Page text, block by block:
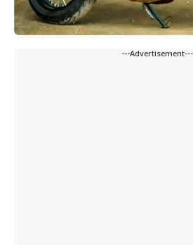
---Advertisement---